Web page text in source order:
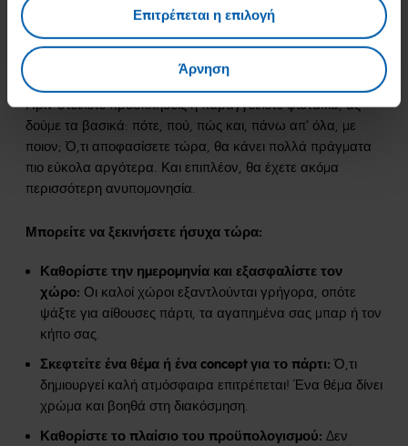
Επιτρέπεται η επιλογή
Άρνηση
διασκέδασης
Τώρα γίνεται επίσημο: η γιορτή γενεθλίων παίρνει φόρα.
Πριν στείλετε προσκλήσεις ή παραγγείλετε φωτάκια, ας
δούμε τα βασικά: πότε, πού, πώς και, πάνω απ’ όλα, με
ποιον; Ό,τι αποφασίσετε τώρα, θα κάνει πολλά πράγματα
πιο εύκολα αργότερα. Και επιπλέον, θα έχετε ακόμα
περισσότερη ανυπομονησία.
Μπορείτε να ξεκινήσετε ήσυχα τώρα:
Καθορίστε την ημερομηνία και εξασφαλίστε τον
χώρο: Οι καλοί χώροι εξαντλούνται γρήγορα, οπότε
ψάξτε για αίθουσες πάρτι, τα αγαπημένα σας μπαρ ή τον
κήπο σας.
Σκεφτείτε ένα θέμα ή ένα concept για το πάρτι: Ό,τι
δημιουργεί καλή ατμόσφαιρα επιτρέπεται! Ένα θέμα δίνει
χρώμα και βοηθά στη διακόσμηση.
Καθορίστε το πλαίσιο του προϋπολογισμού: Δεν